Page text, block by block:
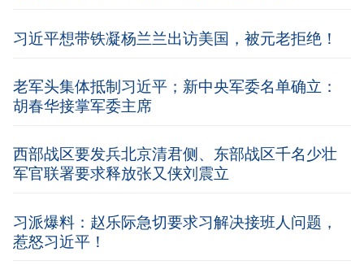
习近平想带铁凝杨兰兰出访美国，被元老拒绝！
老军头集体抵制习近平；新中央军委名单确立：
胡春华接掌军委主席
西部战区要发兵北京清君侧、东部战区千名少壮
军官联署要求释放张又侠刘震立
习派爆料：赵乐际急切要求习解决接班人问题，
惹怒习近平！